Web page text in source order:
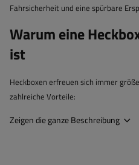
Fahrsicherheit und eine spürbare
Warum eine
ist
Heckboxen erfreuen sich immer
zahlreiche Vorteile:
Zeigen die ganze Beschreibung